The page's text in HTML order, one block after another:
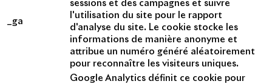
_ga
sessions et des campagnes et suivre
l'utilisation du site pour le rapport
d'analyse du site. Le cookie stocke les
informations de manière anonyme et
attribue un numéro généré aléatoirement
pour reconnaître les visiteurs uniques.
Google Analytics définit ce cookie pour